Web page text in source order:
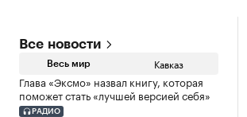
Все новости
Весь мир Кавказ
Глава «Эксмо» назвал книгу, которая
поможет стать «лучшей версией себя»
РАДИО